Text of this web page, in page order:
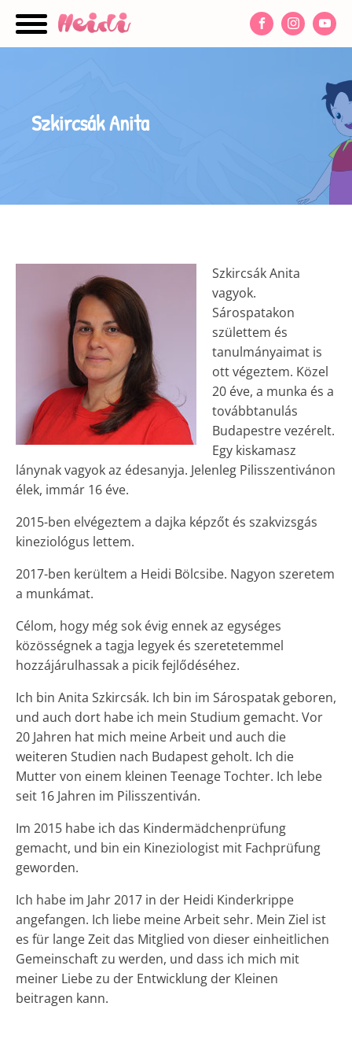
Szkircsák Anita
Szkircsák Anita
vagyok.
Sárospatakon
születtem és
tanulmányaimat is
ott végeztem. Közel
20 éve, a munka és a
továbbtanulás
Budapestre vezérelt.
Egy kiskamasz
lánynak vagyok az édesanyja. Jelenleg Pilisszentivánon
élek, immár 16 éve.
2015-ben elvégeztem a dajka képzőt és szakvizsgás
kineziológus lettem.
2017-ben kerültem a Heidi Bölcsibe. Nagyon szeretem
a munkámat.
Célom, hogy még sok évig ennek az egységes
közösségnek a tagja legyek és szeretetemmel
hozzájárulhassak a picik fejlődéséhez.
Ich bin Anita Szkircsák. Ich bin im Sárospatak geboren,
und auch dort habe ich mein Studium gemacht. Vor
20 Jahren hat mich meine Arbeit und auch die
weiteren Studien nach Budapest geholt. Ich die
Mutter von einem kleinen Teenage Tochter. Ich lebe
seit 16 Jahren im Pilisszentiván.
Im 2015 habe ich das Kindermädchenprüfung
gemacht, und bin ein Kineziologist mit Fachprüfung
geworden.
Ich habe im Jahr 2017 in der Heidi Kinderkrippe
angefangen. Ich liebe meine Arbeit sehr. Mein Ziel ist
es für lange Zeit das Mitglied von dieser einheitlichen
Gemeinschaft zu werden, und dass ich mich mit
meiner Liebe zu der Entwicklung der Kleinen
beitragen kann.